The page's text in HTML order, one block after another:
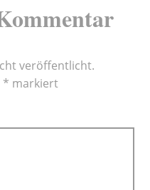
veröffentlicht.
* markiert